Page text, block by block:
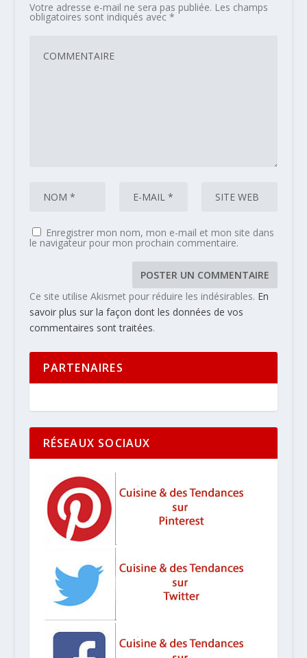
Votre adresse e-mail ne sera pas publiée. Les champs
obligatoires sont indiqués avec *
Enregistrer mon nom, mon e-mail et mon site dans
le navigateur pour mon prochain commentaire.
Ce site utilise Akismet pour réduire les indésirables. En
savoir plus sur la façon dont les données de vos
commentaires sont traitées.
PARTENAIRES
RÉSEAUX SOCIAUX